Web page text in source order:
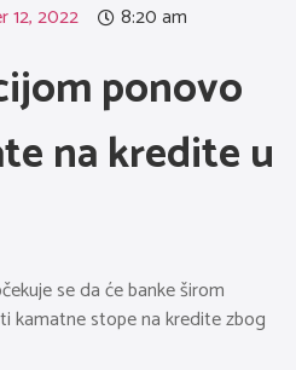
12, 2022 8:20 am
ponovo
na kredite u
se da će banke širom
kamatne stope na kredite zbog